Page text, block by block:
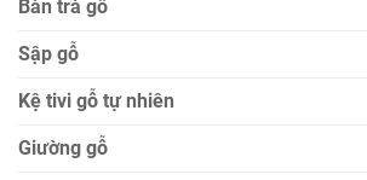
Bàn trà gỗ
Sập gỗ
Kệ tivi gỗ tự nhiên
Giường gỗ